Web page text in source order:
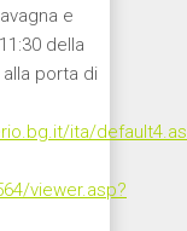
e
della
porta di
ita/
viewer.asp?